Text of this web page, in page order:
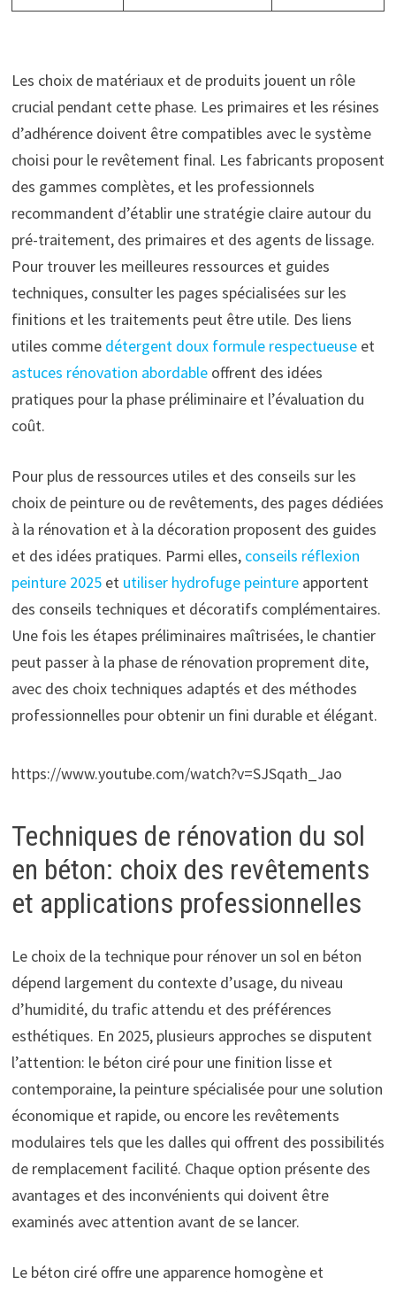
Les choix de matériaux et de produits jouent un rôle
crucial pendant cette phase. Les primaires et les résines
d’adhérence doivent être compatibles avec le système
choisi pour le revêtement final. Les fabricants proposent
des gammes complètes, et les professionnels
recommandent d’établir une stratégie claire autour du
pré-traitement, des primaires et des agents de lissage.
Pour trouver les meilleures ressources et guides
techniques, consulter les pages spécialisées sur les
finitions et les traitements peut être utile. Des liens
utiles comme détergent doux formule respectueuseet
astuces rénovation abordableoffrent des idées
pratiques pour la phase préliminaire et l’évaluation du
coût.
Pour plus de ressources utiles et des conseils sur les
choix de peinture ou de revêtements, des pages dédiées
à la rénovation et à la décoration proposent des guides
et des idées pratiques. Parmi elles, conseils réflexion
peinture 2025et utiliser hydrofuge peintureapportent
des conseils techniques et décoratifs complémentaires.
Une fois les étapes préliminaires maîtrisées, le chantier
peut passer à la phase de rénovation proprement dite,
avec des choix techniques adaptés et des méthodes
professionnelles pour obtenir un fini durable et élégant.
https://www.youtube.com/watch?v=SJSqath_Jao
Techniques de rénovation du sol
en béton: choix des revêtements
et applications professionnelles
Le choix de la technique pour rénover un sol en béton
dépend largement du contexte d’usage, du niveau
d’humidité, du trafic attendu et des préférences
esthétiques. En 2025, plusieurs approches se disputent
l’attention: le béton ciré pour une finition lisse et
contemporaine, la peinture spécialisée pour une solution
économique et rapide, ou encore les revêtements
modulaires tels que les dalles qui offrent des possibilités
de remplacement facilité. Chaque option présente des
avantages et des inconvénients qui doivent être
examinés avec attention avant de se lancer.
Le béton ciré offre une apparence homogène et